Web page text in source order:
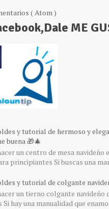
( Atom )
ME
y tutorial de hermoso y
buena 🎁🎄
un centro de mesa
principiantes Si buscas una
y tutorial de colgante
un tierno colgante
Si hay una manualidad que